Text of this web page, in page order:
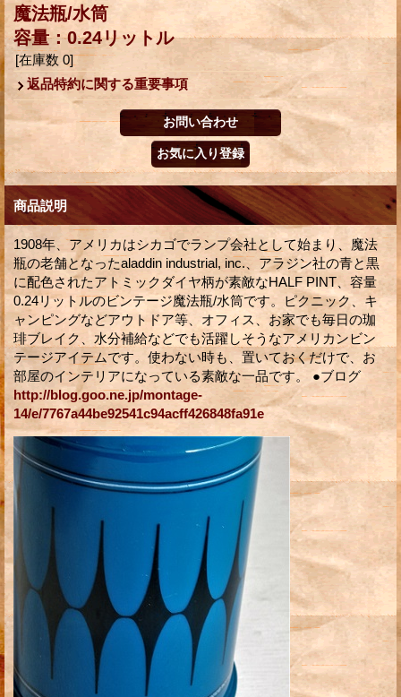
魔法瓶/水筒
容量：0.24リットル
[在庫数 0]
返品特約に関する重要事項
商品説明
1908年、アメリカはシカゴでランプ会社として始まり、魔法
瓶の老舗となったaladdin industrial, inc.、アラジン社の青と黒
に配色されたアトミックダイヤ柄が素敵なHALF PINT、容量
0.24リットルのビンテージ魔法瓶/水筒です。ピクニック、キ
ャンピングなどアウトドア等、オフィス、お家でも毎日の珈
琲ブレイク、水分補給などでも活躍しそうなアメリカンビン
テージアイテムです。使わない時も、置いておくだけで、お
部屋のインテリアになっている素敵な一品です。 ●ブログ
http://blog.goo.ne.jp/montage-
14/e/7767a44be92541c94acff426848fa91e